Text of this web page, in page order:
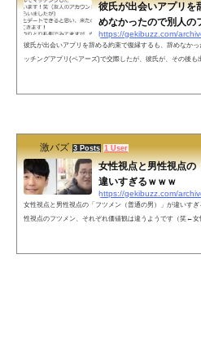
彼氏が出会いアプリを
めなかったので別人の
https://gekibuzz.com/
彼氏が出会いアプリを辞める約束で復縁するも、辞めなか
ッチングアプリ(ペアーズ)で交際したが、彼氏が、その後
激バズ 3 Posts 1 User
女性視点と男性視点の
違いすぎるｗｗｗ
https://gekibuzz.com/
女性視点と男性視点の「フツメン（普通の男）」が違いす
性視点のフツメン、それぞれ価値観は違うようです（笑←女